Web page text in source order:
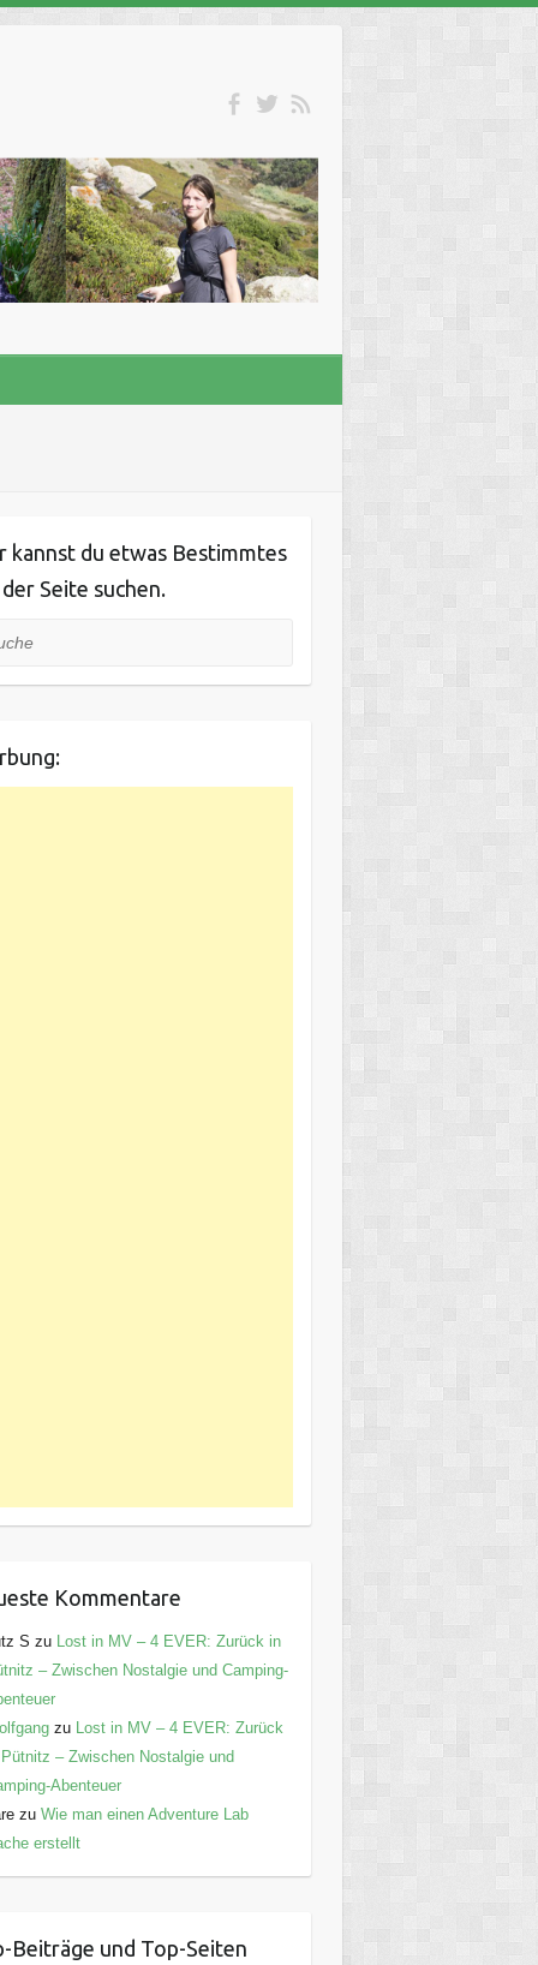
kannst du etwas Bestimmtes
Seite suchen.
Kommentare
S zu
Lost in MV – 4 EVER: Zurück in
– Zwischen Nostalgie und Camping-
zu
Lost in MV – 4 EVER: Zurück
– Zwischen Nostalgie und
Abenteuer
zu Wie man einen Adventure Lab
erstellt
Beiträge und Top-Seiten